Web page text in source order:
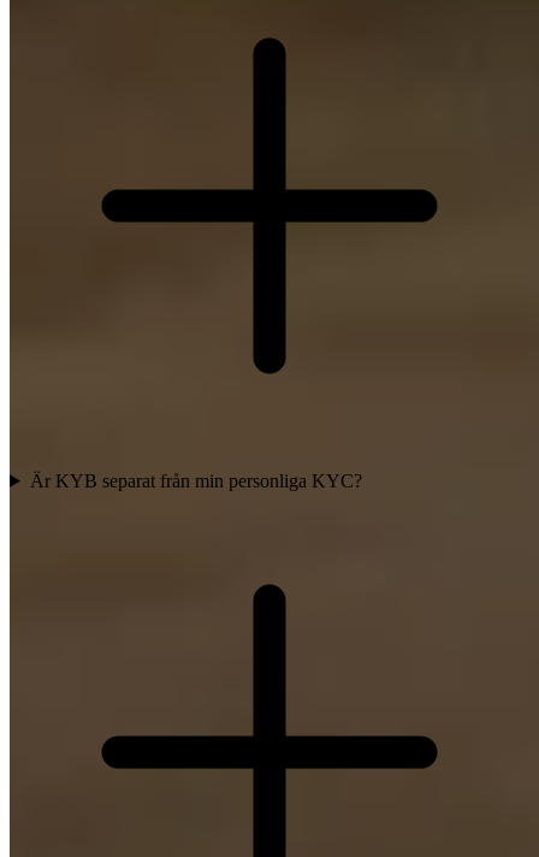
Är KYB separat från min personliga KYC?